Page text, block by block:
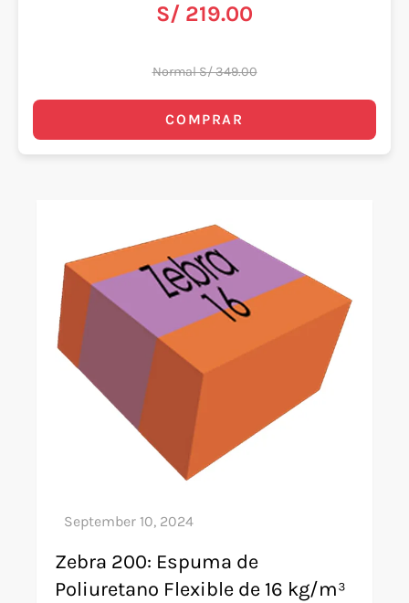
S/ 219.00
Normal S/ 349.00
COMPRAR
Zebra 200: Espuma de
Poliuretano Flexible de 16 kg/m³